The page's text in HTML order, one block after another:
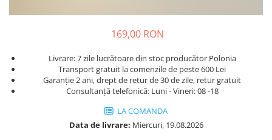
169,00 RON
Livrare: 7 zile lucrătoare din stoc producător Polonia
Transport gratuit la comenzile de peste 600 Lei
Garanție 2 ani, drept de retur de 30 de zile, retur gratuit
Consultanță telefonică: Luni - Vineri: 08 -18
LA COMANDA
Data de livrare: Miercuri, 19.08.2026